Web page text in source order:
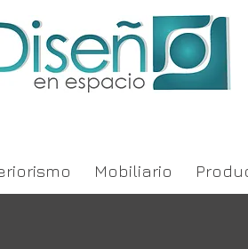
Mobiliario